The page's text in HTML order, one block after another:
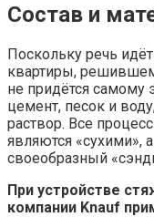
Состав и
Поскольку речь
квартиры,
не придётся самому
цемент, песок и
раствор. Все
являются «сухими»,
своеобразный
При устройстве
компании Knauf